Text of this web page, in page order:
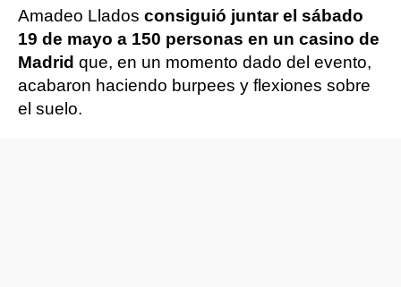
Amadeo Llados consiguió juntar el sábado
19 de mayo a 150 personas en un casino de
Madrid que, en un momento dado del evento,
acabaron haciendo burpees y flexiones sobre
el suelo.